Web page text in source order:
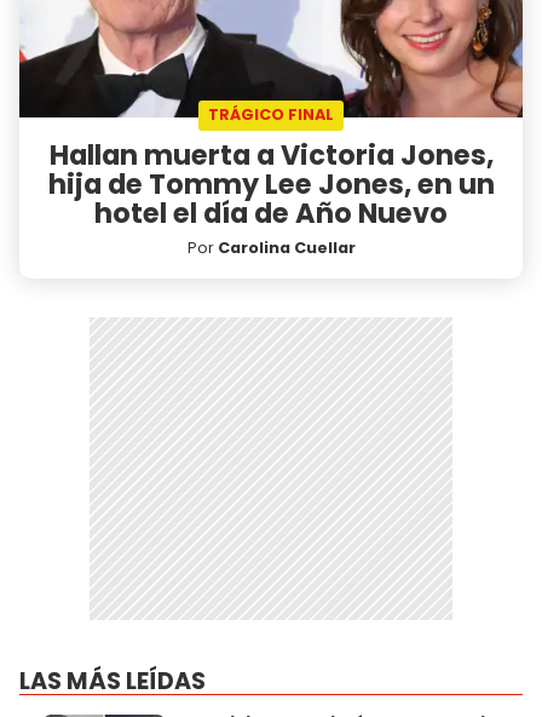
TRÁGICO FINAL
Hallan muerta a Victoria Jones,
hija de Tommy Lee Jones, en un
hotel el día de Año Nuevo
Por Carolina Cuellar
LAS MÁS LEÍDAS